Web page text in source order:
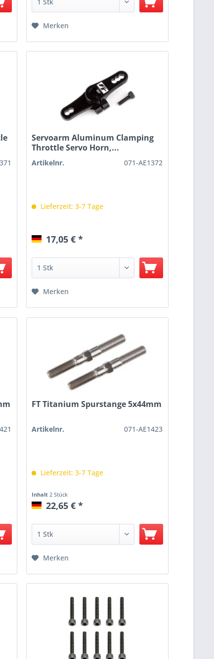
Merken
Servoarm Aluminum Clamping
Throttle Servo Horn,...
Artikelnr. 071-AE1372
Lieferzeit: 3-7 Tage
17,05 € *
Merken
FT Titanium Spurstange 5x44mm
Artikelnr. 071-AE1423
Lieferzeit: 3-7 Tage
Inhalt 2 Stück
22,65 € *
Merken